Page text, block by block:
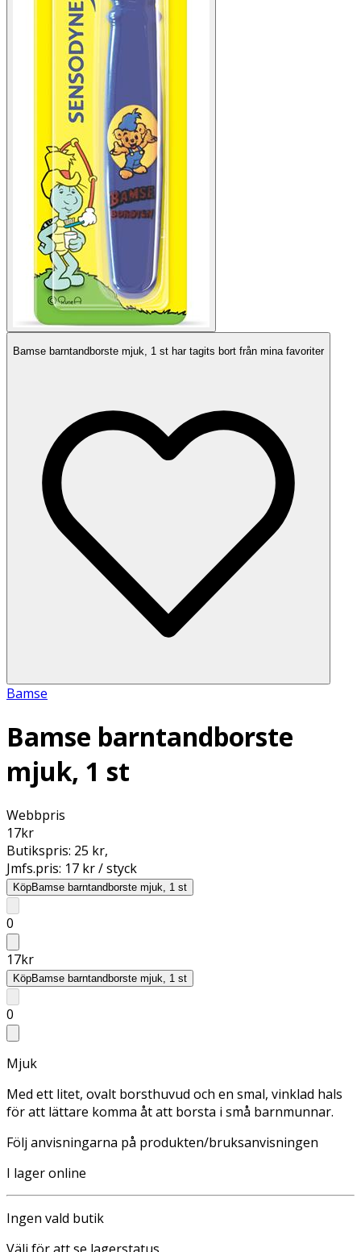
Bamse barntandborste mjuk, 1 st har tagits bort från mina favoriter
Bamse
Bamse barntandborste
mjuk, 1 st
Webbpris
17kr
Butikspris: 25 kr,
Jmfs.pris: 17 kr / styck
KöpBamse barntandborste mjuk, 1 st
0
17kr
KöpBamse barntandborste mjuk, 1 st
0
Mjuk
Med ett litet, ovalt borsthuvud och en smal, vinklad hals
för att lättare komma åt att borsta i små barnmunnar.
Följ anvisningarna på produkten/bruksanvisningen
I lager online
Ingen vald butik
Välj för att se lagerstatus